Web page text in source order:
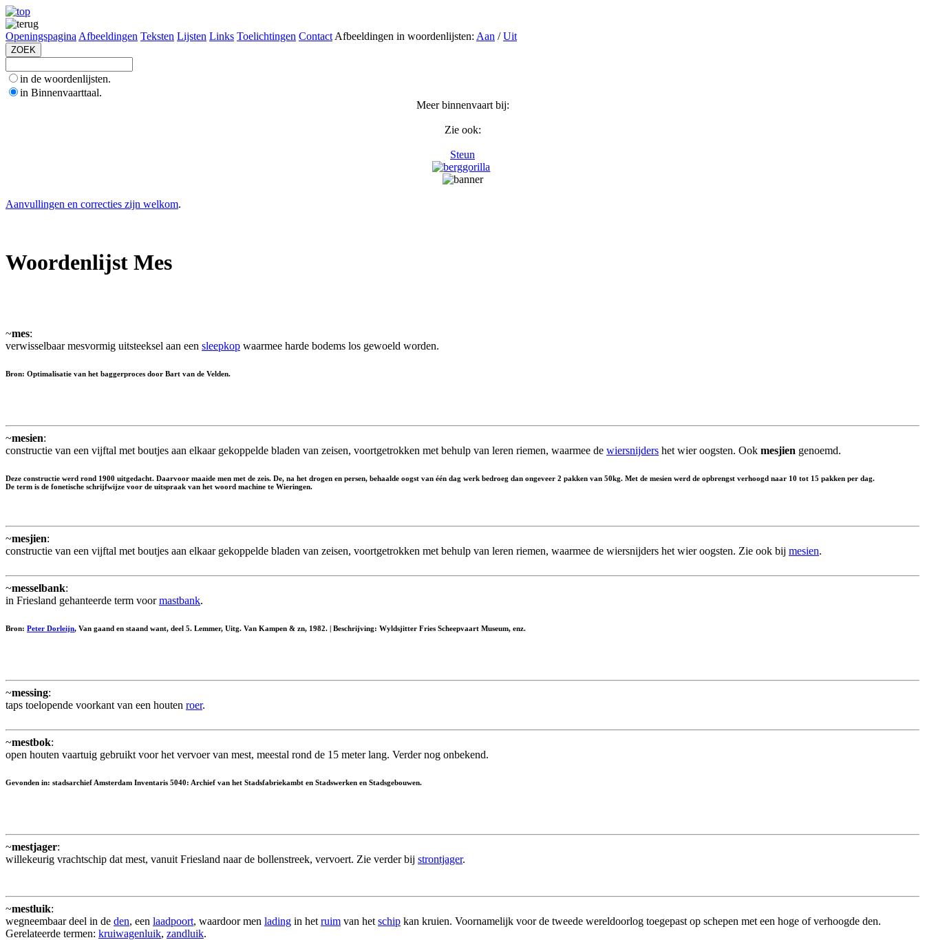
Openingspagina Afbeeldingen Teksten Lijsten Links Toelichtingen Contact Afbeeldingen in woordenlijsten: Aan /Uit
in de woordenlijsten.
in Binnenvaarttaal.
Meer binnenvaart bij:
Zie ook:
Steun
Aanvullingen en correcties zijn welkom.
Woordenlijst Mes
~mes:
verwisselbaar mesvormig uitsteeksel aan een sleepkop waarmee harde bodems los gewoeld worden.
Bron: Optimalisatie van het baggerproces door Bart van de Velden.
~mesien:
constructie van een vijftal met boutjes aan elkaar gekoppelde bladen van zeisen, voortgetrokken met behulp van leren riemen, waarmee de wiersnijders het wier oogsten. Ook mesjien genoemd.
Deze constructie werd rond 1900 uitgedacht. Daarvoor maaide men met de zeis. De, na het drogen en persen, behaalde oogst van één dag werk bedroeg dan ongeveer 2 pakken van 50kg. Met de mesien werd de opbrengst verhoogd naar 10 tot 15 pakken per dag.
De term is de fonetische schrijfwijze voor de uitspraak van het woord machine te Wieringen.
~mesjien:
constructie van een vijftal met boutjes aan elkaar gekoppelde bladen van zeisen, voortgetrokken met behulp van leren riemen, waarmee de wiersnijders het wier oogsten. Zie ook bij mesien.
~messelbank:
in Friesland gehanteerde term voormastbank.
Bron: Peter Dorleijn, Van gaand en staand want, deel 5. Lemmer, Uitg. Van Kampen & zn, 1982. | Beschrijving: Wyldsjitter Fries Scheepvaart Museum, enz.
~messing:
taps toelopende voorkant van een houten roer.
~mestbok:
open houten vaartuig gebruikt voor het vervoer van mest, meestal rond de 15 meter lang. Verder nog onbekend.
Gevonden in: stadsarchief Amsterdam Inventaris 5040: Archief van het Stadsfabriekambt en Stadswerken en Stadsgebouwen.
~mestjager:
willekeurig vrachtschip dat mest, vanuit Friesland naar de bollenstreek, vervoert. Zie verder bij strontjager.
~mestluik:
wegneembaar deel in de den, een laadpoort, waardoor men lading in het ruim van het schip kan kruien. Voornamelijk voor de tweede wereldoorlog toegepast op schepen met een hoge of verhoogde den.
Gerelateerde termen: kruiwagenluik, zandluik.